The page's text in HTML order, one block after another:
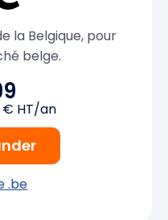
la Belgique, pour
belge.
€ HT/an
.be